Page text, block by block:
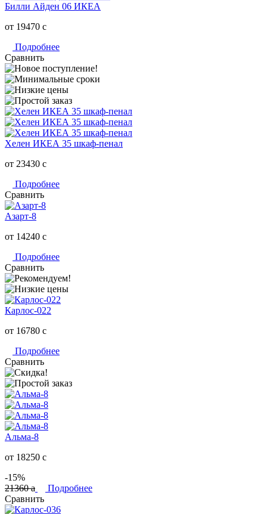
Билли Айден 06 ИКЕА
от 19470 c
Подробнее
Сравнить
Хелен ИКЕА 35 шкаф-пенал
от 23430 c
Подробнее
Сравнить
Азарт-8
от 14240 c
Подробнее
Сравнить
Карлос-022
от 16780 c
Подробнее
Сравнить
Альма-8
от 18250 c
-15%
21360a
Подробнее
Сравнить